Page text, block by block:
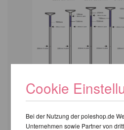
Cookie
Bei der Nutzung der poleshop.de
Unternehmen sowie Partner von